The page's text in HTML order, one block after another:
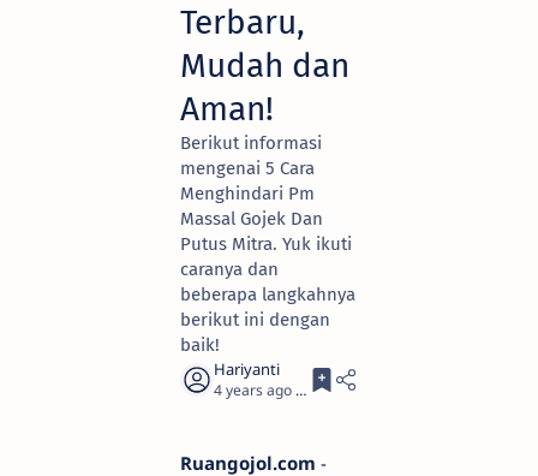
Terbaru,
Mudah dan
Aman!
Berikut informasi
mengenai 5 Cara
Menghindari Pm
Massal Gojek Dan
Putus Mitra. Yuk ikuti
caranya dan
beberapa langkahnya
berikut ini dengan
baik!
4 years ago 3
Ruangojol.com -